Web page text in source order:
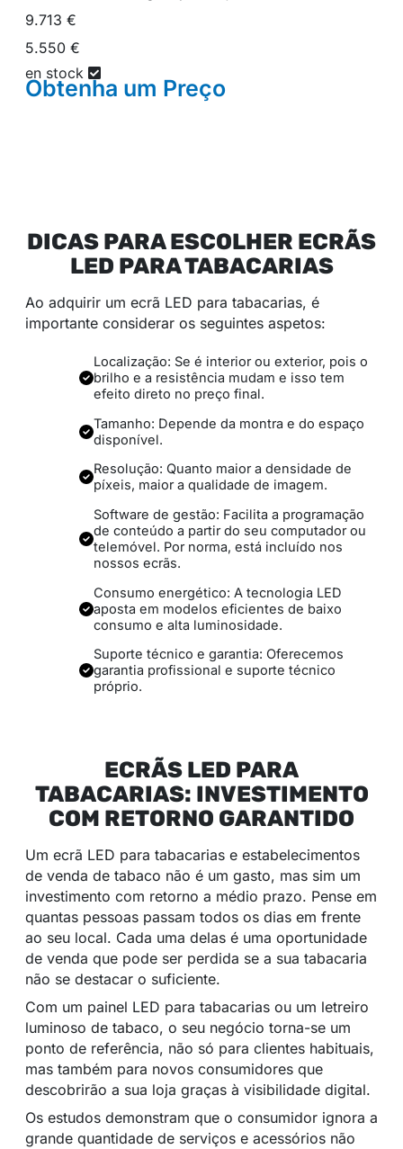
9.713 €
5.550 €
en stock
Obtenha um Preço
DICAS PARA ESCOLHER ECRÃS
LED PARA TABACARIAS
Ao adquirir um ecrã LED para tabacarias, é
importante considerar os seguintes aspetos:
Localização: Se é interior ou exterior, pois o
brilho e a resistência mudam e isso tem
efeito direto no preço final.
Tamanho: Depende da montra e do espaço
disponível.
Resolução: Quanto maior a densidade de
píxeis, maior a qualidade de imagem.
Software de gestão: Facilita a programação
de conteúdo a partir do seu computador ou
telemóvel. Por norma, está incluído nos
nossos ecrãs.
Consumo energético: A tecnologia LED
aposta em modelos eficientes de baixo
consumo e alta luminosidade.
Suporte técnico e garantia: Oferecemos
garantia profissional e suporte técnico
próprio.
ECRÃS LED PARA
TABACARIAS: INVESTIMENTO
COM RETORNO GARANTIDO
Um ecrã LED para tabacarias e estabelecimentos
de venda de tabaco não é um gasto, mas sim um
investimento com retorno a médio prazo. Pense em
quantas pessoas passam todos os dias em frente
ao seu local. Cada uma delas é uma oportunidade
de venda que pode ser perdida se a sua tabacaria
não se destacar o suficiente.
Com um painel LED para tabacarias ou um letreiro
luminoso de tabaco, o seu negócio torna-se um
ponto de referência, não só para clientes habituais,
mas também para novos consumidores que
descobrirão a sua loja graças à visibilidade digital.
Os estudos demonstram que o consumidor ignora a
grande quantidade de serviços e acessórios não